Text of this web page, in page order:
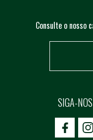
Consulte o nosso
SIGA-
icon-